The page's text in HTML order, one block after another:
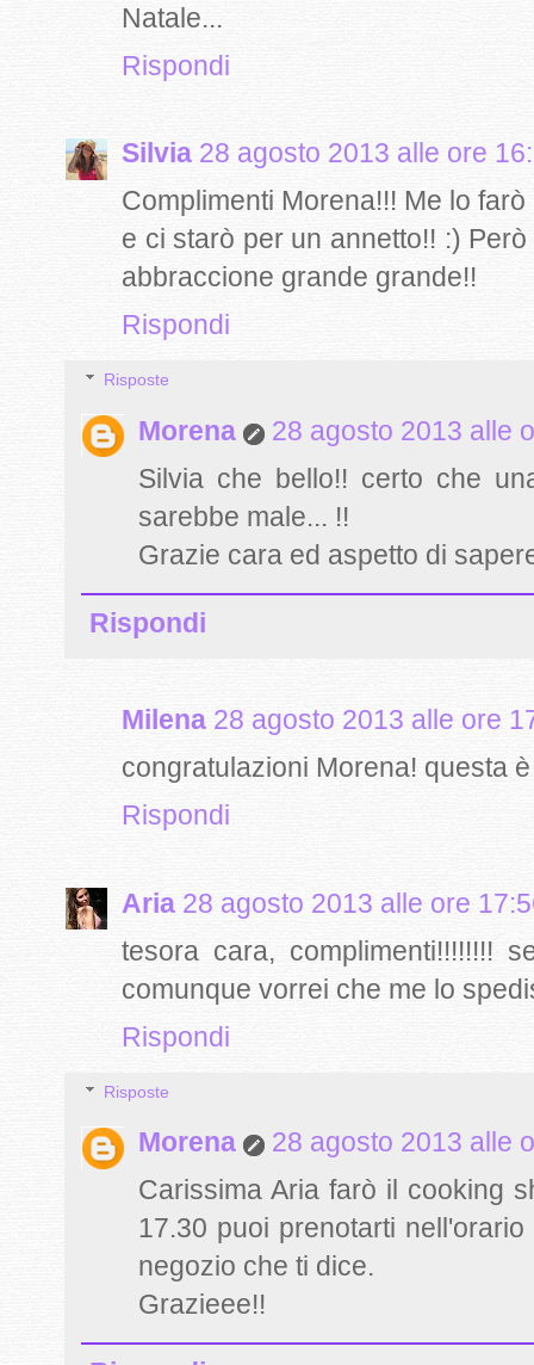
Natale...
Rispondi
Silvia 28 agosto 2013 alle ore
Complimenti Morena!!! Me lo
e ci starò per un annetto!! :)
abbraccione grande grande!!
Rispondi
Risposte
Morena
28 agosto 2013 alle
Silvia che bello!! certo che
sarebbe male... !!
Grazie cara ed aspetto di
Rispondi
Milena 28 agosto 2013 alle ore
congratulazioni Morena! questa
Rispondi
Aria 28 agosto 2013 alle ore
tesora cara, complimenti!!!!!!!!
comunque vorrei che me lo
Rispondi
Risposte
Morena
28 agosto 2013 alle
Carissima Aria farò il cooking
17.30 puoi prenotarti
negozio che ti dice.
Grazieee!!